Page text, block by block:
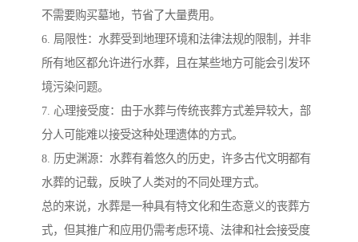
不需要购买墓地，节省了大量费用。
6. 局限性：水葬受到地理环境和法律法规的限制，并非
所有地区都允许进行水葬，且在某些地方可能会引发环
境污染问题。
7. 心理接受度：由于水葬与传统丧葬方式差异较大，部
分人可能难以接受这种处理遗体的方式。
8. 历史渊源：水葬有着悠久的历史，许多古代文明都有
水葬的记载，反映了人类对的不同处理方式。
总的来说，水葬是一种具有特文化和生态意义的丧葬方
式，但其推广和应用仍需考虑环境、法律和社会接受度